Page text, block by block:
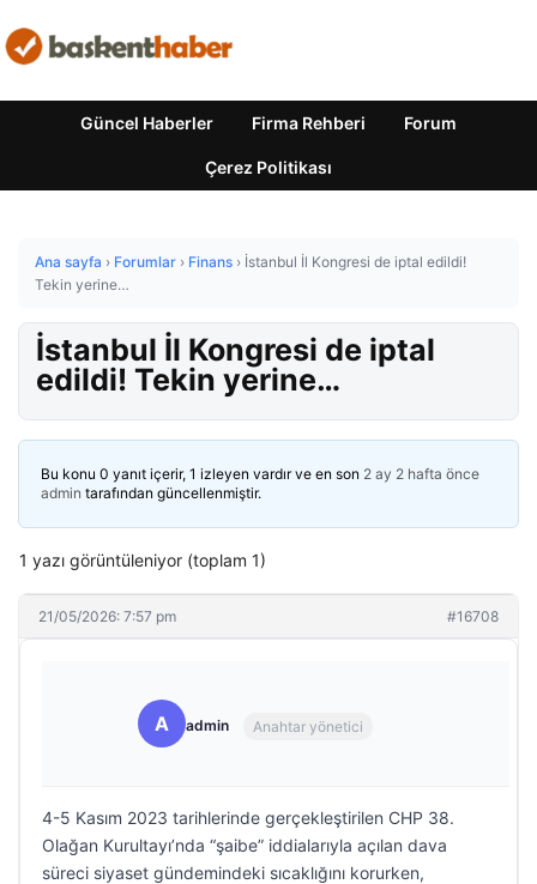
Güncel Haberler Firma Rehberi Forum
Çerez Politikası
Ana sayfa › Forumlar › Finans › İstanbul İl Kongresi de iptal edildi!
Tekin yerine…
İstanbul İl Kongresi de iptal
edildi! Tekin yerine…
Bu konu 0 yanıt içerir, 1 izleyen vardır ve en son 2 ay 2 hafta önce
admin tarafından güncellenmiştir.
1 yazı görüntüleniyor (toplam 1)
21/05/2026: 7:57 pm #16708
A admin Anahtar yönetici
4-5 Kasım 2023 tarihlerinde gerçekleştirilen CHP 38.
Olağan Kurultayı’nda “şaibe” iddialarıyla açılan dava
süreci siyaset gündemindeki sıcaklığını korurken,